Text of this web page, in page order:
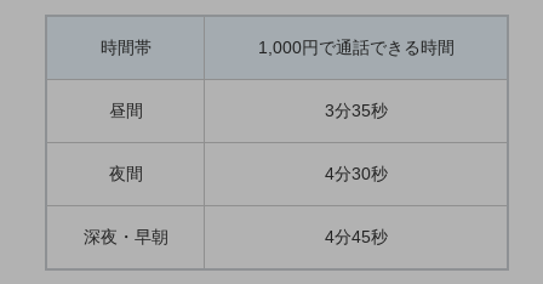
製造・建設業
モバイルTOP
おすすめの機種、料金やサービスをご紹介
ビジネス向けスマートフォン
時間帯 1,000円で通話できる時間
昼間 3分35秒
夜間 4分30秒
深夜・早朝 4分45秒